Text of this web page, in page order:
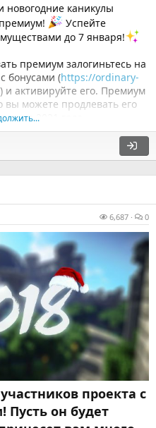
новогодние каникулы
Успейте
до 7 января!
премиум залогиньтесь на
бонусами (https://ordinary-
) и активируйте его. Премиум
вы можете продлевать его
2021 года.
6,687 0
проекта с
он будет